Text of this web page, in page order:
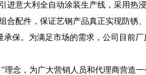
意大利全自动涂装生产线，采用热
合配件，保证艺钢产品真正实现防锈
保。为满足市场的需求，公司目前
念，为广大营销人员和代理商营造一